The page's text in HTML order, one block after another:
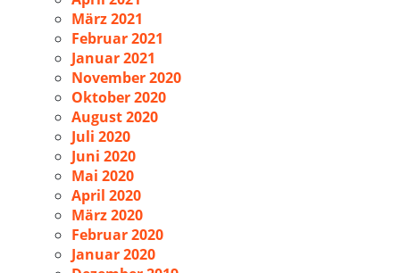
März 2021
Februar 2021
Januar 2021
November 2020
Oktober 2020
August 2020
Juli 2020
Juni 2020
Mai 2020
April 2020
März 2020
Februar 2020
Januar 2020